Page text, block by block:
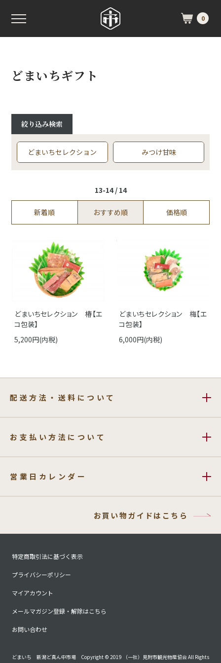
0
どまいちギフト
絞り込み検索
どまいちセレクション みつけ甘味
13-14 / 14
新着順 おすすめ順 価格順
どまいちセレクション 椿【エ
コ包装】
5,200円(内税)
どまいちセレクション 梅【エ
コ包装】
6,000円(内税)
配送方法・送料について
お支払い方法について
営業日カレンダー
お買い物ガイドはこちら
特定商取引法に基づく表示
プライバシーポリシー
マイアカウント
メールマガジン登録・解除はこちら
お問い合わせ
どまいち 新潟ど真ん中市場 Copyright © 2019 （一社）見附市観光物産協会 All Rights